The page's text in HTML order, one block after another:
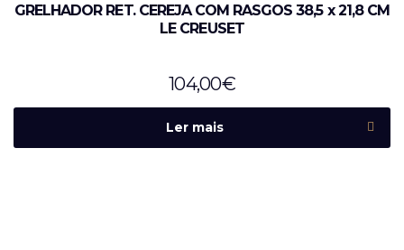
GRELHADOR RET. CEREJA COM RASGOS 38,5 x 21,8 CM
LE CREUSET
104,00€
Ler mais